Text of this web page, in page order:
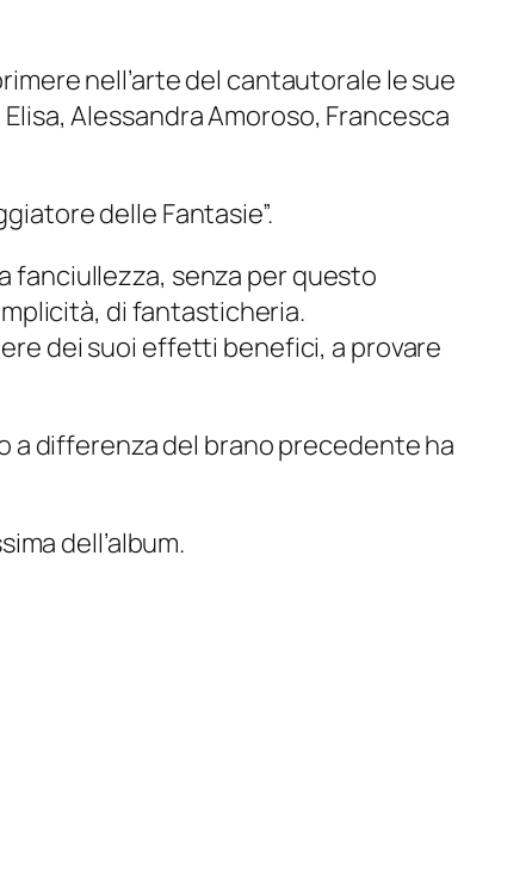
nell’arte del cantautorale le sue
Alessandra Amoroso, Francesca
delle Fantasie”.
fanciullezza, senza per questo
di fantasticheria.
dei suoi effetti benefici, a provare
a differenza del brano precedente ha
dell’album.